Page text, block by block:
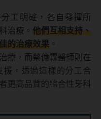
工明確，各自發揮所
治療。 他們互相支持、
的治療效果 。
療，而蔡億霖醫師則在
援。透過這樣的分工合
更高品質的綜合性牙科